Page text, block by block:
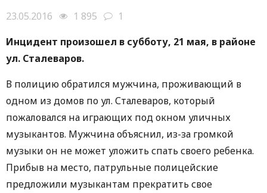
23.05.2016 1 895
1
Инцидент произошел в субботу, 21 мая, в районе
ул. Сталеваров.
В полицию обратился мужчина, проживающий в
одном из домов по ул. Сталеваров, который
пожаловался на играющих под окном уличных
музыкантов. Мужчина объяснил, из-за громкой
музыки он не может уложить спать своего ребенка.
Прибыв на место, патрульные полицейские
предложили музыкантам прекратить свое